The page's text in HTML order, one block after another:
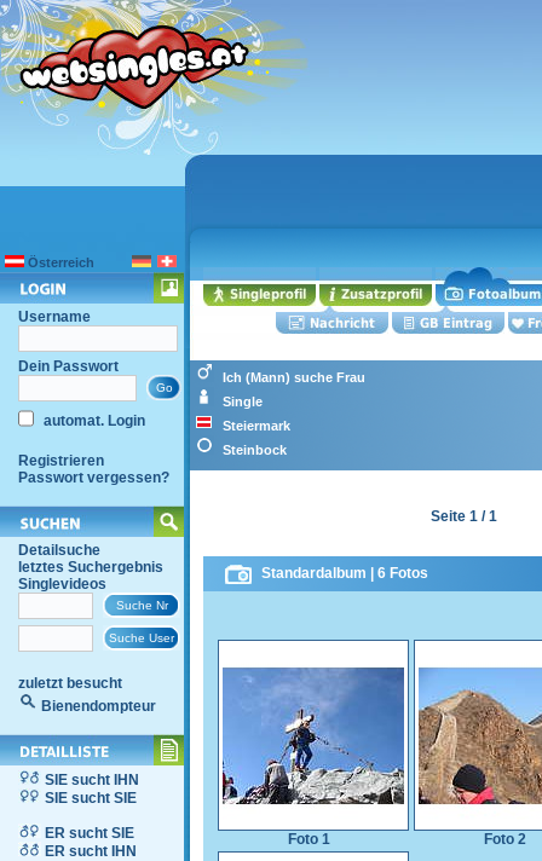
Österreich
Username
Dein Passwort
automat. Login
Registrieren
Passwort vergessen?
Detailsuche
letztes Suchergebnis
Singlevideos
zuletzt besucht
Bienendompteur
SIE sucht IHN
SIE sucht SIE
ER sucht SIE
ER sucht IHN
Ich (Mann) suche Frau
Single
Steiermark
Steinbock
Seite 1 / 1
Standardalbum | 6 Fotos
Foto 1 Foto 2